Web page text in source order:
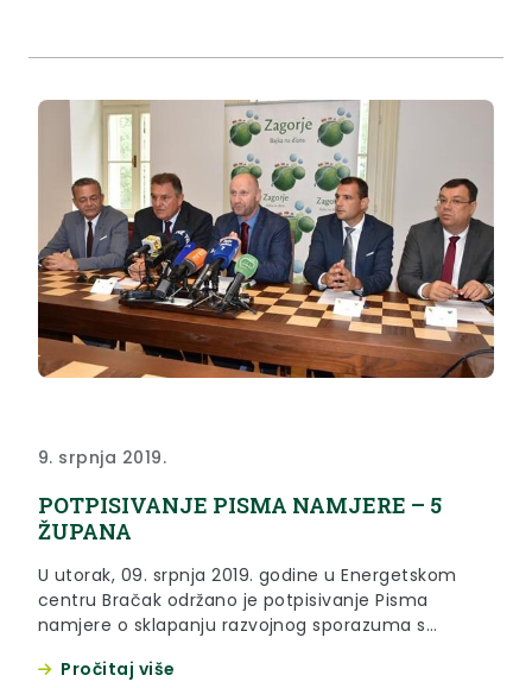
9. srpnja 2019.
POTPISIVANJE PISMA NAMJERE – 5
ŽUPANA
U utorak, 09. srpnja 2019. godine u Energetskom
centru Bračak održano je potpisivanje Pisma
namjere o sklapanju razvojnog sporazuma s
Europske unije.
Pročitaj više